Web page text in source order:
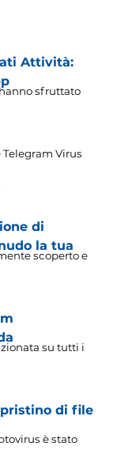
Attività:
sfruttato
Telegram Virus
di
la tua
scoperto e
su tutti i
di file
è stato